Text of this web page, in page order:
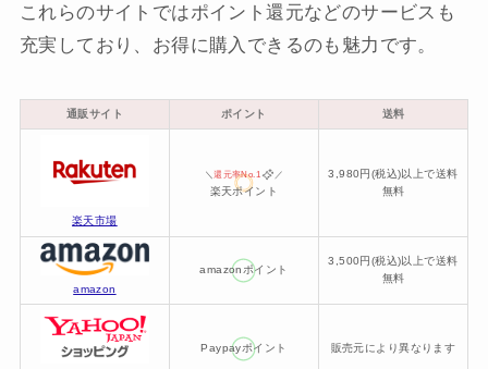
これらのサイトではポイント還元などのサービスも
充実しており、お得に購入できるのも魅力です。
通販サイト ポイント 送料
楽天市場
＼還元率No.1 ／
楽天ポイント
3,980円(税込)以上で送料
無料
amazon
amazonポイント
3,500円(税込)以上で送料
無料
Paypayポイント 販売元により異なります